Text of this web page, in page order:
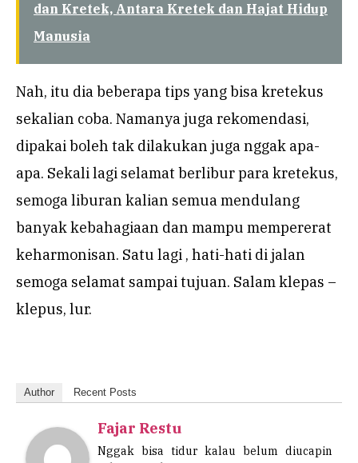
dan Kretek, Antara Kretek dan Hajat Hidup
Manusia
Nah, itu dia beberapa tips yang bisa kretekus
sekalian coba. Namanya juga rekomendasi,
dipakai boleh tak dilakukan juga nggak apa-
apa. Sekali lagi selamat berlibur para kretekus,
semoga liburan kalian semua mendulang
banyak kebahagiaan dan mampu mempererat
keharmonisan. Satu lagi , hati-hati di jalan
semoga selamat sampai tujuan. Salam klepas –
klepus, lur.
Author Recent Posts
Fajar Restu
Nggak bisa tidur kalau belum diucapin